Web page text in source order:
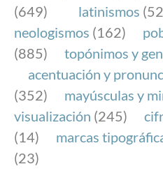
(649)
latinismos
neologismos (162)
(885)
topónimos y
acentuación y
(352)
mayúsculas y
visualización (245)
(14)
marcas
(23)